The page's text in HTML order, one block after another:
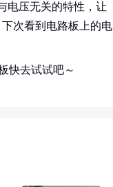
电压无关的特性，让
次看到电路板上的电
快去试试吧～